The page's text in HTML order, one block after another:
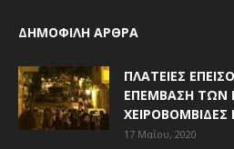
ΔΗΜΟΦΙΛΗ ΑΡΘΡΑ
ΠΛΑΤΕΊΕΣ
ΕΠΈΜΒΑΣΗ ΤΩΝ
17 Μαΐου, 2020